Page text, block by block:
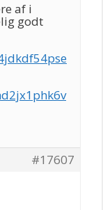
af i
godt
#17607